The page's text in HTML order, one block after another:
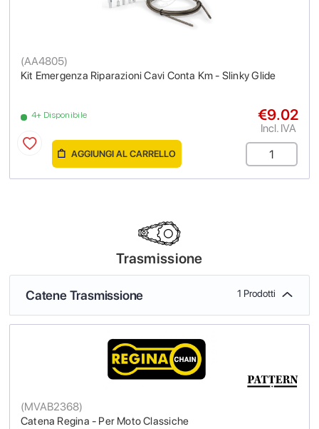
Kit Emergenza Riparazioni Cavi Conta Km - Slinky Glide
(AA4805)
4+ Disponibile €9.02
Incl. IVA
AGGIUNGI AL CARRELLO
Trasmissione
Catene Trasmissione 1 Prodotti
Catena Regina - Per Moto Classiche
(MVAB2368)